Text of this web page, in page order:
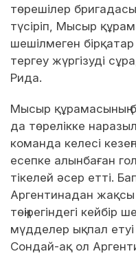
төрешілер
түсіріп, Мысыр
шешілмеген
тергеу жүргізуді
Рида.
Мысыр құрамасының
да төрелікке
команда келесі
есепке алынбаған
тікелей әсер етті.
Аргентинадан
төңірегіндегі
мүдделер ықпал етуі
Сондай-ақ ол